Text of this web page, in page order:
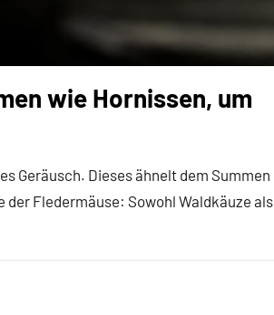
wie Hornissen, um
Geräusch. Dieses ähnelt dem Summen
Fledermäuse: Sowohl Waldkäuze als